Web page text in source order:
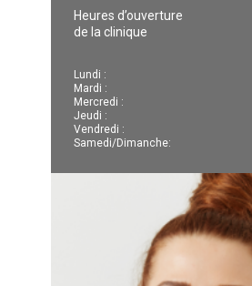
Heures d’ouverture
de la clinique
Lundi :
Mardi :
Mercredi :
Jeudi :
Vendredi :
Samedi/Dimanche: